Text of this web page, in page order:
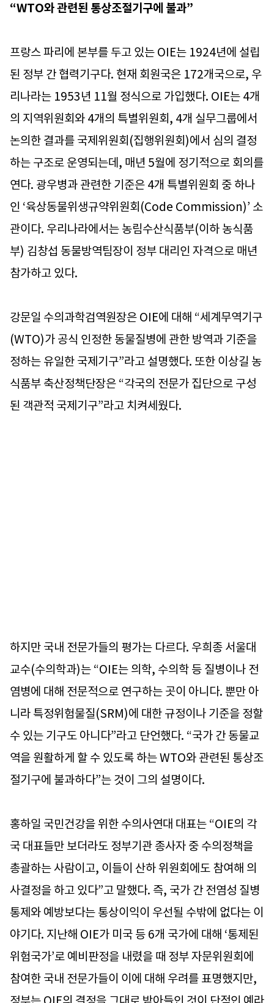
“WTO와 관련된 통상조절기구에 불과”
프랑스 파리에 본부를 두고 있는 OIE는 1924년에 설립
된 정부 간 협력기구다. 현재 회원국은 172개국으로, 우
리나라는 1953년 11월 정식으로 가입했다. OIE는 4개
의 지역위원회와 4개의 특별위원회, 4개 실무그룹에서
논의한 결과를 국제위원회(집행위원회)에서 심의 결정
하는 구조로 운영되는데, 매년 5월에 정기적으로 회의를
연다. 광우병과 관련한 기준은 4개 특별위원회 중 하나
인 ‘육상동물위생규약위원회(Code Commission)’ 소
관이다. 우리나라에서는 농림수산식품부(이하 농식품
부) 김창섭 동물방역팀장이 정부 대리인 자격으로 매년
참가하고 있다.
강문일 수의과학검역원장은 OIE에 대해 “세계무역기구
(WTO)가 공식 인정한 동물질병에 관한 방역과 기준을
정하는 유일한 국제기구”라고 설명했다. 또한 이상길 농
식품부 축산정책단장은 “각국의 전문가 집단으로 구성
된 객관적 국제기구”라고 치켜세웠다.
하지만 국내 전문가들의 평가는 다르다. 우희종 서울대
교수(수의학과)는 “OIE는 의학, 수의학 등 질병이나 전
염병에 대해 전문적으로 연구하는 곳이 아니다. 뿐만 아
니라 특정위험물질(SRM)에 대한 규정이나 기준을 정할
수 있는 기구도 아니다”라고 단언했다. “국가 간 동물교
역을 원활하게 할 수 있도록 하는 WTO와 관련된 통상조
절기구에 불과하다”는 것이 그의 설명이다.
홍하일 국민건강을 위한 수의사연대 대표는 “OIE의 각
국 대표들만 보더라도 정부기관 종사자 중 수의정책을
총괄하는 사람이고, 이들이 산하 위원회에도 참여해 의
사결정을 하고 있다”고 말했다. 즉, 국가 간 전염성 질병
통제와 예방보다는 통상이익이 우선될 수밖에 없다는 이
야기다. 지난해 OIE가 미국 등 6개 국가에 대해 ‘통제된
위험국가’로 예비판정을 내렸을 때 정부 자문위원회에
참여한 국내 전문가들이 이에 대해 우려를 표명했지만,